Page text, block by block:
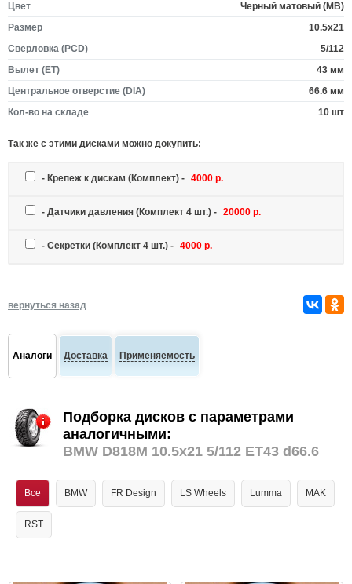
Цвет
Черный матовый (MB)
Размер
10.5x21
Сверловка (PCD)
5/112
Вылет (ET)
43 мм
Центральное отверстие (DIA)
66.6 мм
Кол-во на складе
10 шт
Так же c этими дисками можно докупить:
- Крепеж к дискам (Комплект) - 4000 р.
- Датчики давления (Комплект 4 шт.) - 20000 р.
- Секретки (Комплект 4 шт.) - 4000 р.
вернуться назад
Аналоги Доставка Применяемость
Подборка дисков с параметрами
аналогичными:
BMW D818M 10.5x21 5/112 ET43 d66.6
Все BMW FR Design LS Wheels Lumma MAK
RST